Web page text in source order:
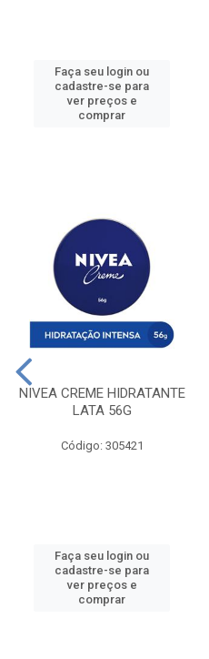
Faça seu login ou
cadastre-se para
ver preços e
comprar
NIVEA CREME HIDRATANTE
LATA 56G
Código: 305421
Faça seu login ou
cadastre-se para
ver preços e
comprar